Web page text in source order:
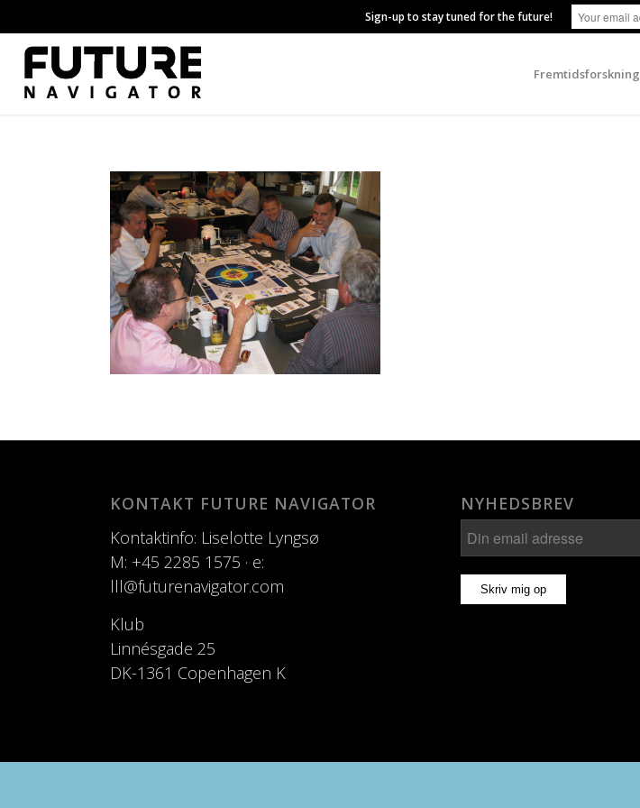
Fremtidsforskning
KONTAKT FUTURE NAVIGATOR
Kontaktinfo: Liselotte Lyngsø
M: +45 2285 1575 · e:
lll@futurenavigator.com
Klub
Linnésgade 25
DK-1361 Copenhagen K
NYHEDSBREV
Sign-up to stay tuned for the future!